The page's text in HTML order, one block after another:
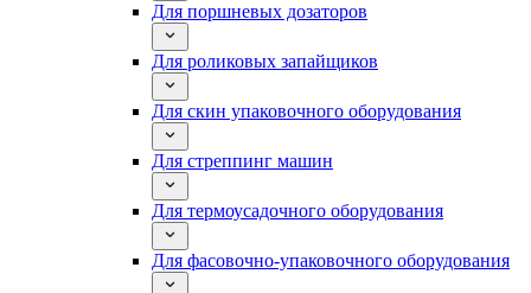
Для поршневых дозаторов
Для роликовых запайщиков
Для скин упаковочного оборудования
Для стреппинг машин
Для термоусадочного оборудования
Для фасовочно-упаковочного оборудования